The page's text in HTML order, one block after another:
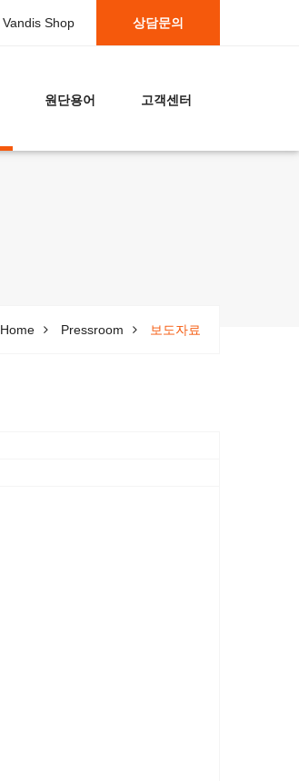
Vandis Shop 상담문의
원단용어 고객센터
Home Pressroom 보도자료